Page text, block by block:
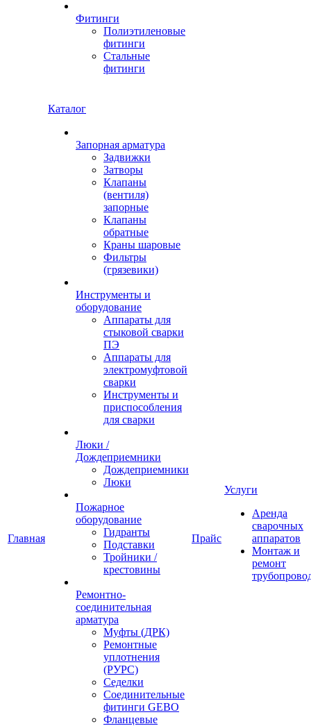
Фитинги
Полиэтиленовые
фитинги
Стальные
фитинги
Главная
Каталог
Запорная арматура
Задвижки
Затворы
Клапаны
(вентиля)
запорные
Клапаны
обратные
Краны шаровые
Фильтры
(грязевики)
Инструменты и
оборудование
Аппараты для
стыковой сварки
ПЭ
Аппараты для
электромуфтовой
сварки
Инструменты и
приспособления
для сварки
Люки /
Дождеприемники
Дождеприемники
Люки
Пожарное
оборудование
Гидранты
Подставки
Тройники /
крестовины
Ремонтно-
соединительная
арматура
Муфты (ДРК)
Ремонтные
уплотнения
(РУРС)
Седелки
Соединительные
фитинги GEBO
Фланцевые
Прайс
Услуги
Аренда
сварочных
аппаратов
Монтаж и
ремонт